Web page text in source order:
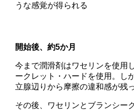
うな感覚が得られる
開始後、約5か月
今まで潤滑剤はワセリンを使用
ークレット・ハードを使用。し
立腺辺りから摩擦の違和感が残
その後、ワセリンとブランシー